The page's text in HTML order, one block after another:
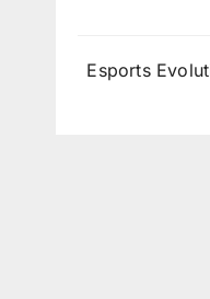
Esports